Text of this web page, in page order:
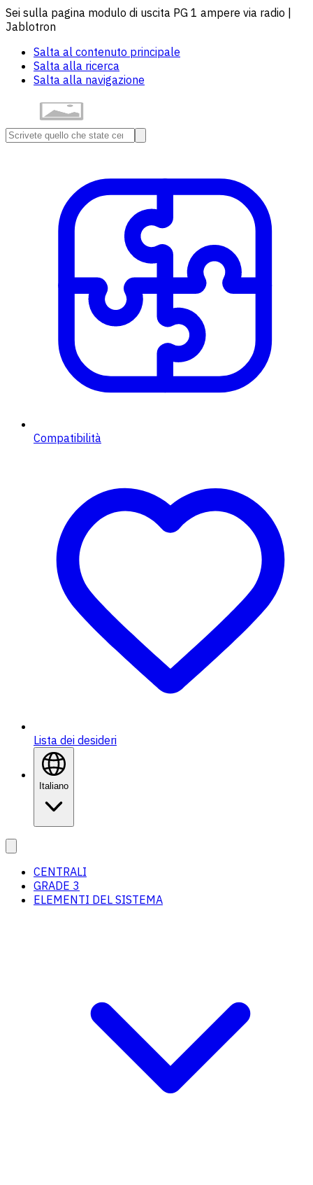
Sei sulla pagina modulo di uscita PG 1 ampere via radio |
Jablotron
Salta al contenuto principale
Salta alla ricerca
Salta alla navigazione
Compatibilità
Lista dei desideri
Italiano
CENTRALI
GRADE 3
ELEMENTI DEL SISTEMA